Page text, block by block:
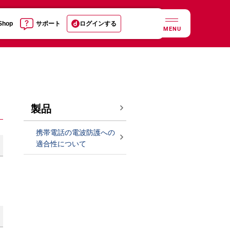
サポート ログインする
MENU
製品
携帯電話の電波防護への
適合性について